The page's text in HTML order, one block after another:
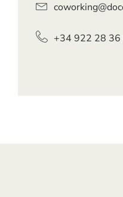
+34 922 28 36